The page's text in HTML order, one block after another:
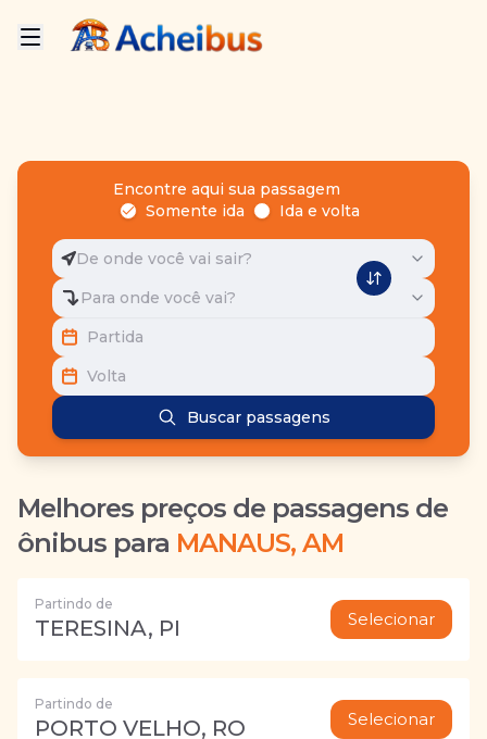
Encontre aqui sua passagem
Somente ida
Ida e volta
De onde você vai sair?
Para onde você vai?
Partida
Volta
Buscar passagens
Melhores preços de passagens de
ônibus para MANAUS, AM
Partindo de
TERESINA, PI Selecionar
Partindo de
PORTO VELHO, RO Selecionar